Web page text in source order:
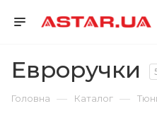
Евроручки
Головна — Каталог —